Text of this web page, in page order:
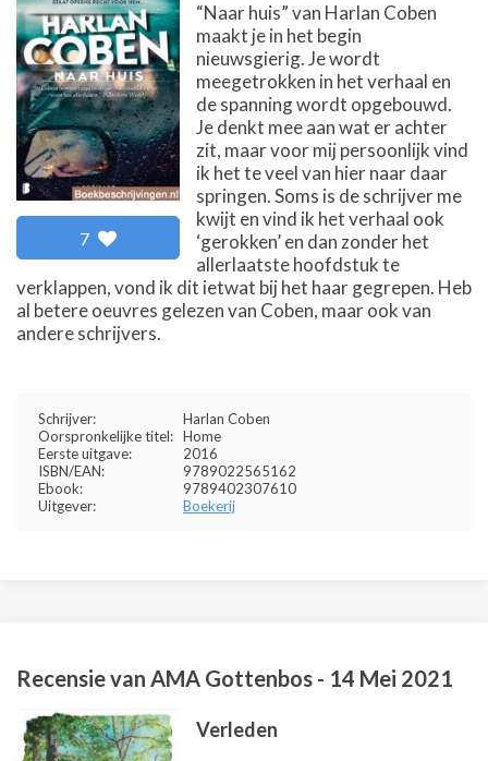
7
“Naar huis” van Harlan Coben
maakt je in het begin
nieuwsgierig. Je wordt
meegetrokken in het verhaal en
de spanning wordt opgebouwd.
Je denkt mee aan wat er achter
zit, maar voor mij persoonlijk vind
ik het te veel van hier naar daar
springen. Soms is de schrijver me
kwijt en vind ik het verhaal ook
‘gerokken’ en dan zonder het
allerlaatste hoofdstuk te
verklappen, vond ik dit ietwat bij het haar gegrepen. Heb
al betere oeuvres gelezen van Coben, maar ook van
andere schrijvers.
Schrijver:
Harlan Coben
Oorspronkelijke titel: Home
Eerste uitgave:
2016
ISBN/EAN:
9789022565162
Ebook:
9789402307610
Uitgever:
Boekerij
Recensie van AMA Gottenbos - 14 Mei 2021
Verleden